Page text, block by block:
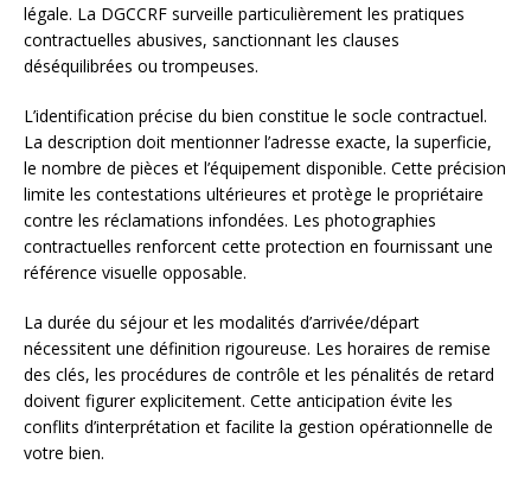
légale. La DGCCRF surveille particulièrement les pratiques
contractuelles abusives, sanctionnant les clauses
déséquilibrées ou trompeuses.
L’identification précise du bien constitue le socle contractuel.
La description doit mentionner l’adresse exacte, la superficie,
le nombre de pièces et l’équipement disponible. Cette précision
limite les contestations ultérieures et protège le propriétaire
contre les réclamations infondées. Les photographies
contractuelles renforcent cette protection en fournissant une
référence visuelle opposable.
La durée du séjour et les modalités d’arrivée/départ
nécessitent une définition rigoureuse. Les horaires de remise
des clés, les procédures de contrôle et les pénalités de retard
doivent figurer explicitement. Cette anticipation évite les
conflits d’interprétation et facilite la gestion opérationnelle de
votre bien.